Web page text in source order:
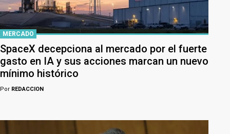
MERCADO
SpaceX decepciona al mercado por el fuerte
gasto en IA y sus acciones marcan un nuevo
mínimo histórico
Por REDACCION